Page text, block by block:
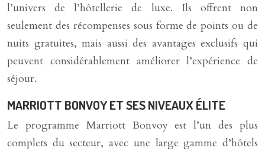
l’univers de l’hôtellerie de luxe. Ils offrent non
seulement des récompenses sous forme de points ou de
nuits gratuites, mais aussi des avantages exclusifs qui
peuvent considérablement améliorer l’expérience de
séjour.
MARRIOTT BONVOY ET SES NIVEAUX ÉLITE
Le programme Marriott Bonvoy est l’un des plus
complets du secteur, avec une large gamme d’hôtels